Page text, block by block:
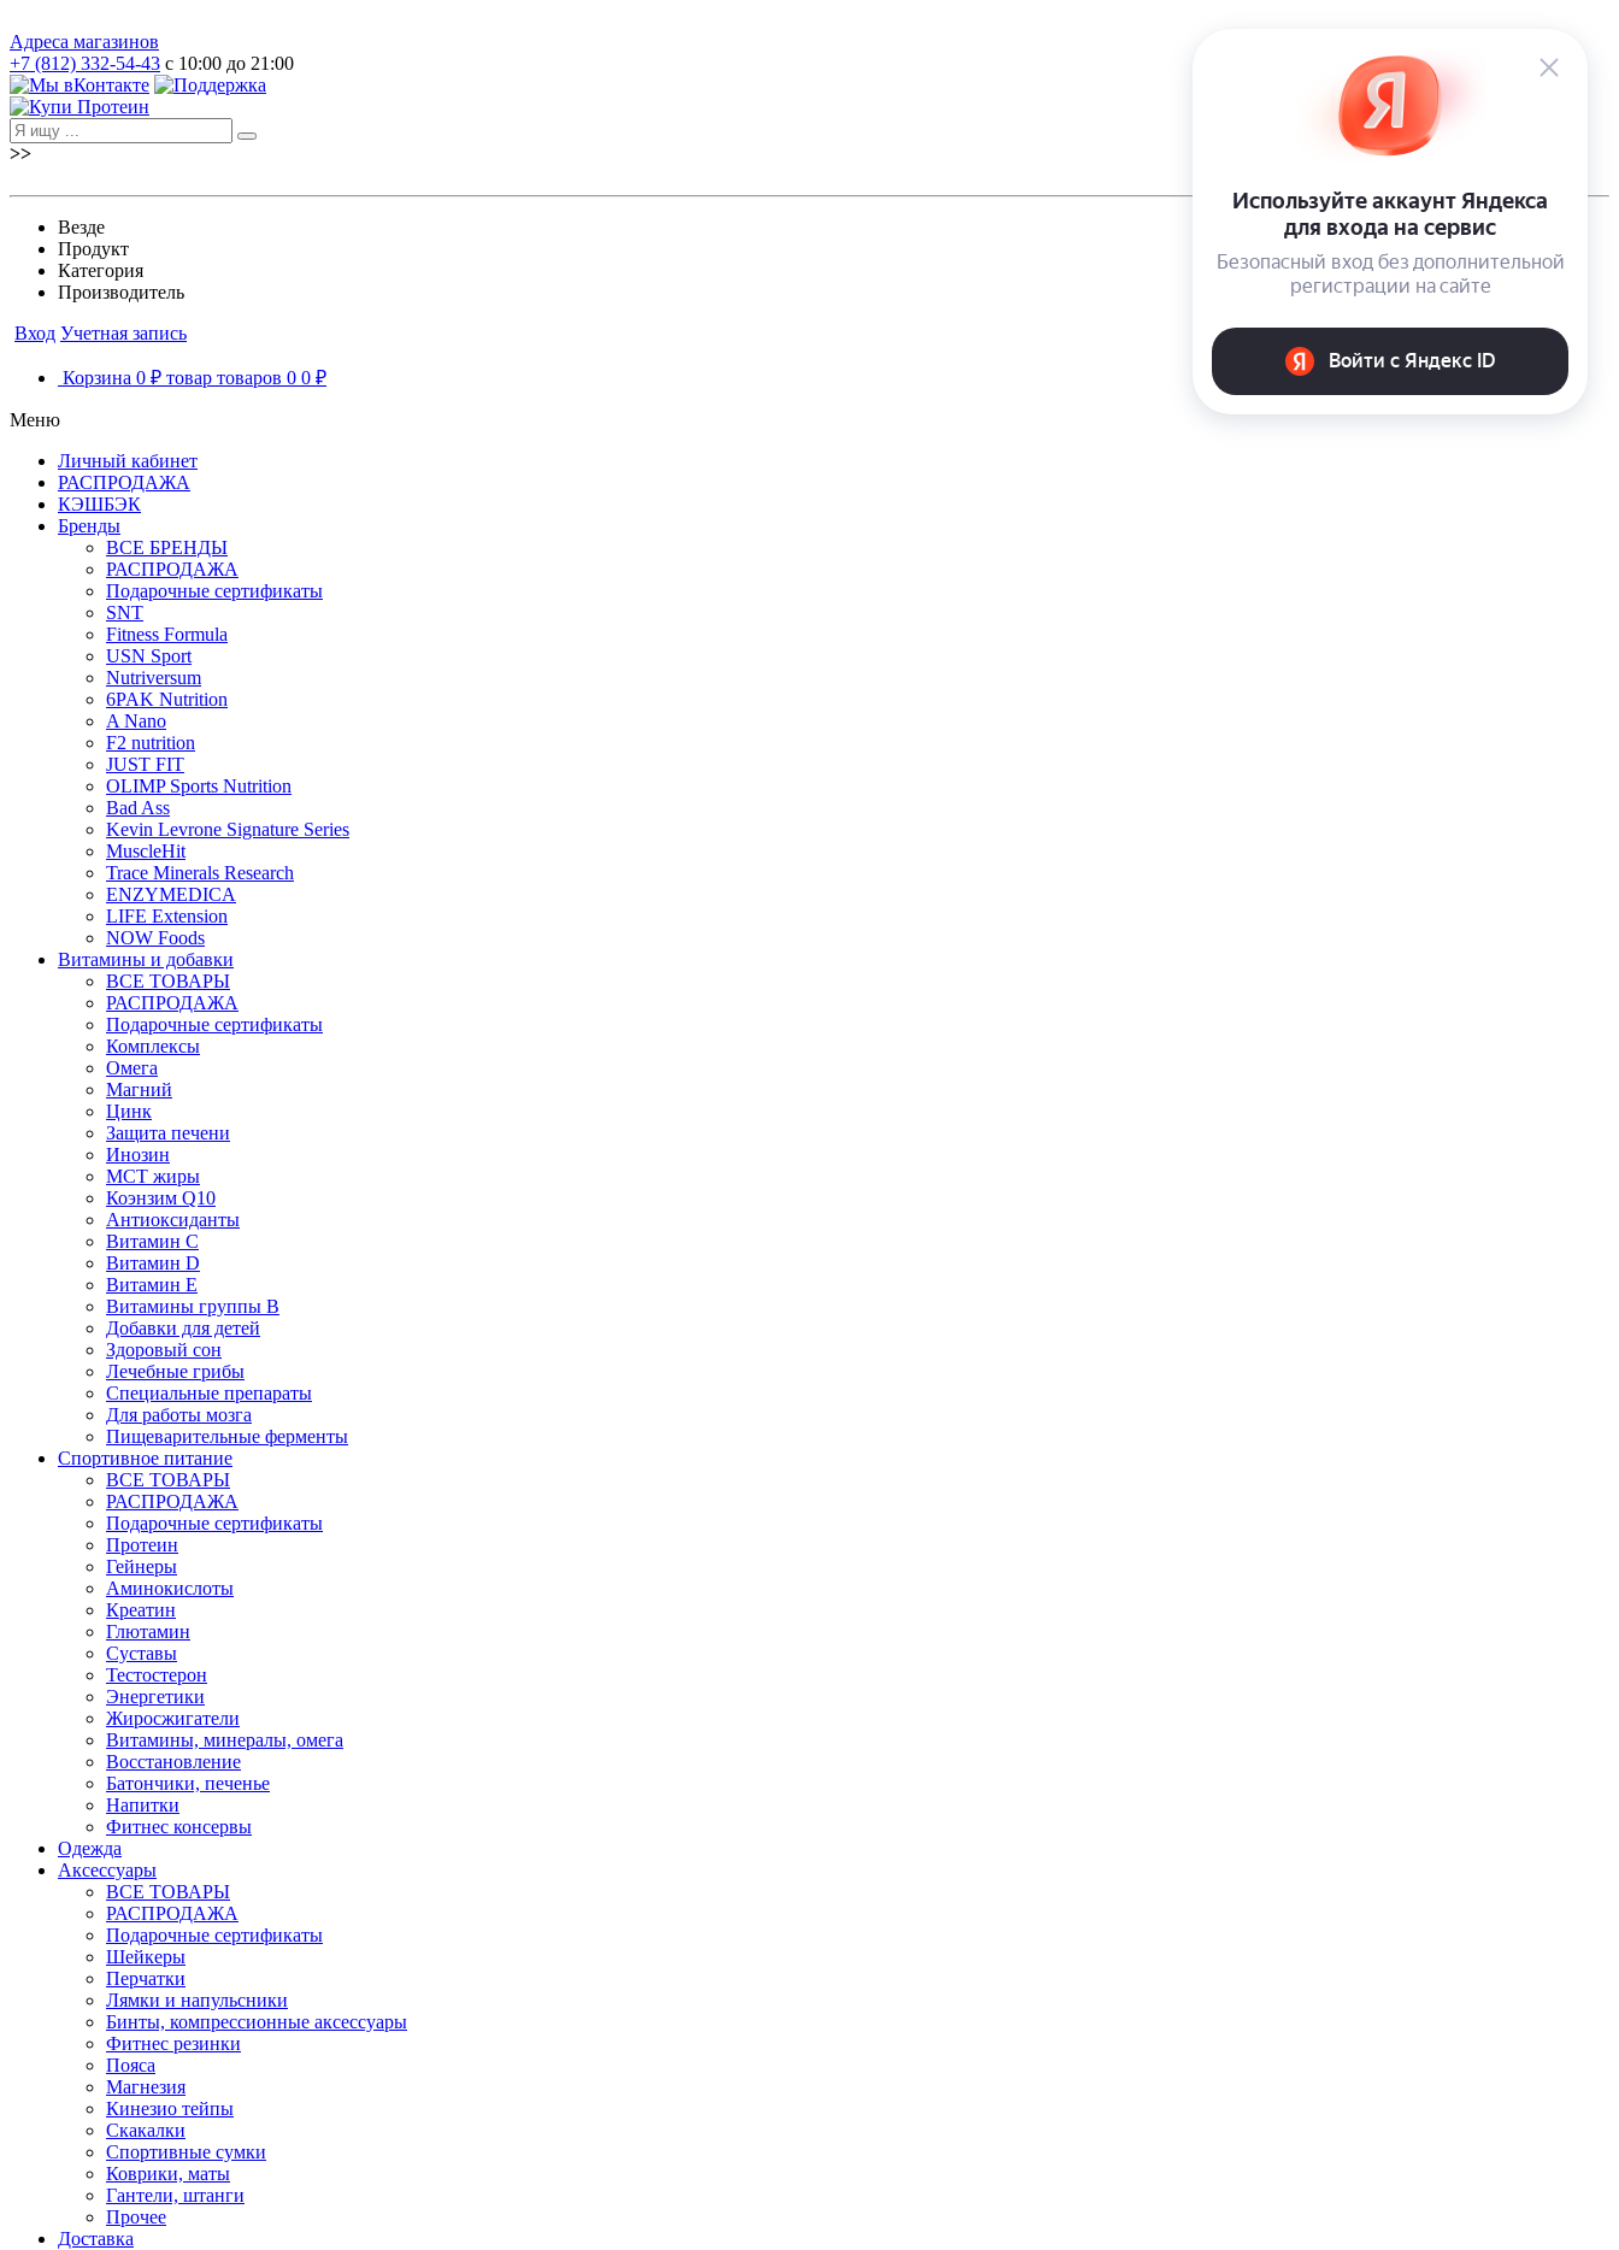
Адреса магазинов
+7 (812) 332-54-43 с 10:00 до 21:00
>>
Везде
Продукт
Категория
Производитель
Вход Учетная запись
Корзина 0 ₽ товар товаров 0 0 ₽
Меню
Личный кабинет
РАСПРОДАЖА
КЭШБЭК
Бренды
ВСЕ БРЕНДЫ
РАСПРОДАЖА
Подарочные сертификаты
SNT
Fitness Formula
USN Sport
Nutriversum
6PAK Nutrition
A Nano
F2 nutrition
JUST FIT
OLIMP Sports Nutrition
Bad Ass
Kevin Levrone Signature Series
MuscleHit
Trace Minerals Research
ENZYMEDICA
LIFE Extension
NOW Foods
Витамины и добавки
ВСЕ ТОВАРЫ
РАСПРОДАЖА
Подарочные сертификаты
Комплексы
Омега
Магний
Цинк
Защита печени
Инозин
МСТ жиры
Коэнзим Q10
Антиоксиданты
Витамин С
Витамин D
Витамин Е
Витамины группы B
Добавки для детей
Здоровый сон
Лечебные грибы
Специальные препараты
Для работы мозга
Пищеварительные ферменты
Спортивное питание
ВСЕ ТОВАРЫ
РАСПРОДАЖА
Подарочные сертификаты
Протеин
Гейнеры
Аминокислоты
Креатин
Глютамин
Суставы
Тестостерон
Энергетики
Жиросжигатели
Витамины, минералы, омега
Восстановление
Батончики, печенье
Напитки
Фитнес консервы
Одежда
Аксессуары
ВСЕ ТОВАРЫ
РАСПРОДАЖА
Подарочные сертификаты
Шейкеры
Перчатки
Лямки и напульсники
Бинты, компрессионные аксессуары
Фитнес резинки
Пояса
Магнезия
Кинезио тейпы
Скакалки
Спортивные сумки
Коврики, маты
Гантели, штанги
Прочее
Доставка